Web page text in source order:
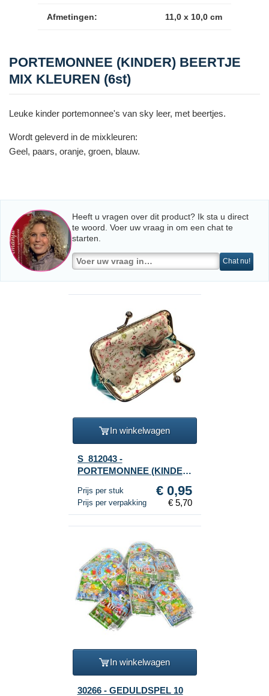
Afmetingen: 11,0 x 10,0 cm
PORTEMONNEE (KINDER) BEERTJE
MIX KLEUREN (6st)
Leuke kinder portemonnee's van sky leer, met beertjes.
Wordt geleverd in de mixkleuren:
Geel, paars, oranje, groen, blauw.
Heeft u vragen over dit product? Ik sta u direct
te woord. Voer uw vraag in om een chat te
starten.
Chat nu!
In winkelwagen
S_812043 -
PORTEMONNEE (KINDER)
Prijs per stuk € 0,95
Prijs per verpakking € 5,70
In winkelwagen
30266 - GEDULDSPEL 10